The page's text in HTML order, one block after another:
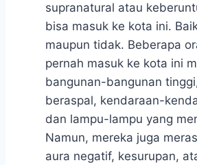
supranatural atau
bisa masuk ke kota ini.
maupun tidak. Beberapa
pernah masuk ke kota ini
bangunan-bangunan
beraspal, kendaraan-
dan lampu-lampu yang
Namun, mereka juga
aura negatif, kesurupan,